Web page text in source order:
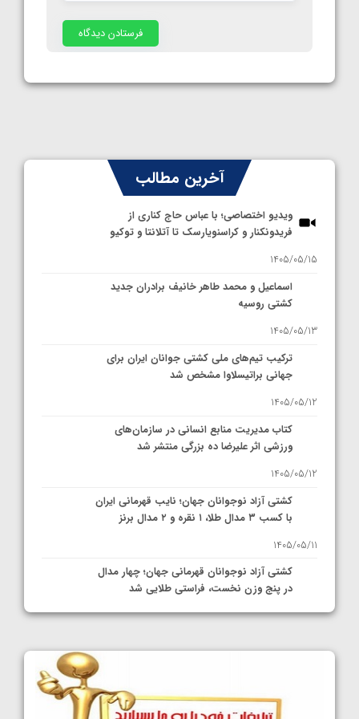
آخرین مطالب
ویدیو اختصاصی؛ با عباس حاج کناری از
فریدونکنار و کراسنویارسک تا آتلانتا و توکیو
1405/05/15
اسماعیل و محمد طاهر خانیف برادران جدید
کشتی روسیه
1405/05/13
ترکیب تیم‌های ملی کشتی جوانان ایران برای
جهانی براتیسلاوا مشخص شد
1405/05/12
کتاب مدیریت منابع انسانی در سازمان‌های
ورزشی اثر علیرضا ده بزرگی منتشر شد
1405/05/12
کشتی آزاد نوجوانان جهان؛ نایب قهرمانی ایران
با کسب ۳ مدال طلا، ۱ نقره و ۲ مدال برنز
1405/05/11
کشتی آزاد نوجوانان قهرمانی جهان؛ چهار مدال
در پنج وزن نخست، فراستی طلایی شد
1405/05/11
کشتی آزاد نوجوانان جهان؛ رقبای نمایندگان